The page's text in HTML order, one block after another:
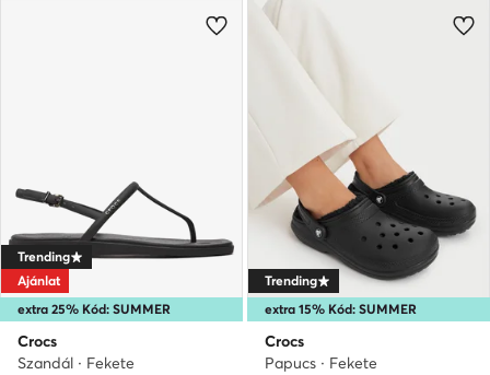
extra 25% Kód: SUMMER
Trending
Ajánlat
Crocs
Szandál · Fekete
extra 15% Kód: SUMMER
Trending
Crocs
Papucs · Fekete